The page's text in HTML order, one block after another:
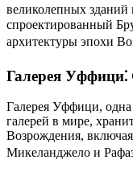
великолепных
спроектированный
архитектуры эпохи
Галерея
Галерея Уффици,
галерей в мире,
Возрождения,
Микеланджело и